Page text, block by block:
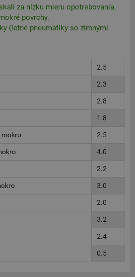
za nízku mieru opotrebovania.
povrchy.
(letné pneumatiky so zimnými
2.5
2.3
2.8
1.8
mokro 2.5
4.0
2.2
3.0
2.0
3.2
2.4
0.5